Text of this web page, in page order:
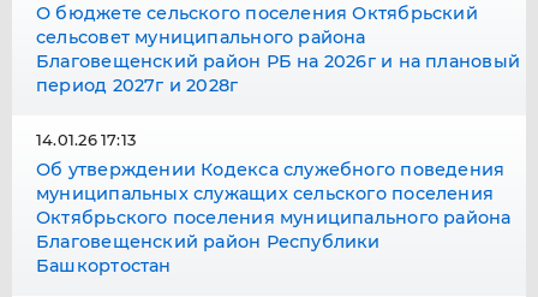
О бюджете сельского поселения Октябрьский
сельсовет муниципального района
Благовещенский район РБ на 2026г и на плановый
период 2027г и 2028г
Об утверждении Кодекса служебного поведения
муниципальных служащих сельского поселения
Октябрьского поселения муниципального района
Благовещенский район Республики
Башкортостан
14.01.26 17:13